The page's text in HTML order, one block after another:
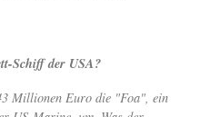
Schiff der USA?
Millionen Euro die "Foa", ein